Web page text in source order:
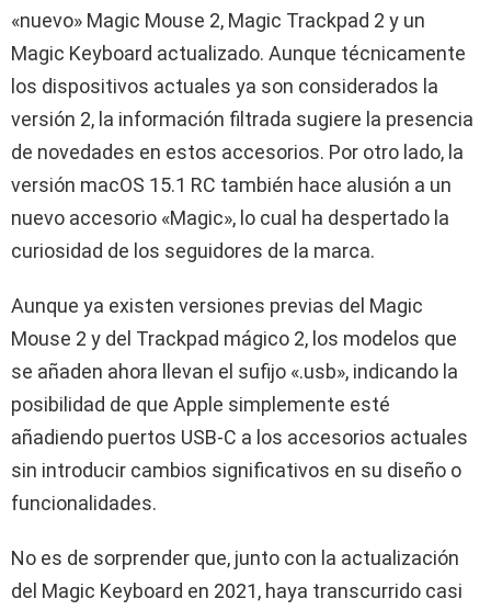
«nuevo» Magic Mouse 2, Magic Trackpad 2 y un
Magic Keyboard actualizado. Aunque técnicamente
los dispositivos actuales ya son considerados la
versión 2, la información filtrada sugiere la presencia
de novedades en estos accesorios. Por otro lado, la
versión macOS 15.1 RC también hace alusión a un
nuevo accesorio «Magic», lo cual ha despertado la
curiosidad de los seguidores de la marca.
Aunque ya existen versiones previas del Magic
Mouse 2 y del Trackpad mágico 2, los modelos que
se añaden ahora llevan el sufijo «.usb», indicando la
posibilidad de que Apple simplemente esté
añadiendo puertos USB-C a los accesorios actuales
sin introducir cambios significativos en su diseño o
funcionalidades.
No es de sorprender que, junto con la actualización
del Magic Keyboard en 2021, haya transcurrido casi